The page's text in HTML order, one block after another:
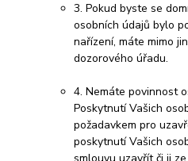
3. Pokud byste se
osobních údajů bylo
nařízení, máte mimo
dozorového úřadu.
4. Nemáte povinnost
Poskytnutí Vašich
požadavkem pro
poskytnutí Vašich